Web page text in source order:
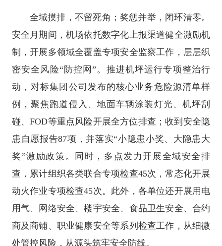
全域摸排，不留死角；奖惩并举，闭环清零。
安全月期间，机场依托数字化上报渠道健全激励机
制，开展多领域全覆盖专项安全监察工作，层层织
密安全风险“防控网”。推进机坪运行专项整治行
动，对标集团公司发布的核心业务危险源清单样
例，聚焦跑道侵入、地面车辆涂装灯光、机坪刮
碰、FOD等重点风险开展全方位排查；收到安全隐
患自愿报告87项，并落实“小隐患小奖、大隐患大
奖”激励政策。同时，多点发力开展全域安全排
查，累计组织各类联合专项检查45次，常态化开展
动火作业专项检查45次。此外，各单位还开展用电
用气、网络安全、楼宇安全、食品卫生安全、合约
商及商铺、职业健康安全等系列检查工作，从细微
处管控风险，从源头筑牢安全防线。